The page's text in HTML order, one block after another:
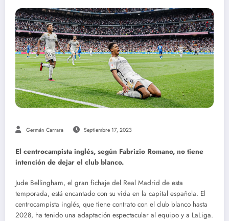
Germán Carrara Septiembre 17, 2023
El centrocampista inglés, según Fabrizio Romano, no tiene
intención de dejar el club blanco.
Jude Bellingham, el gran fichaje del Real Madrid de esta
temporada, está encantado con su vida en la capital española. El
centrocampista inglés, que tiene contrato con el club blanco hasta
2028, ha tenido una adaptación espectacular al equipo y a LaLiga.